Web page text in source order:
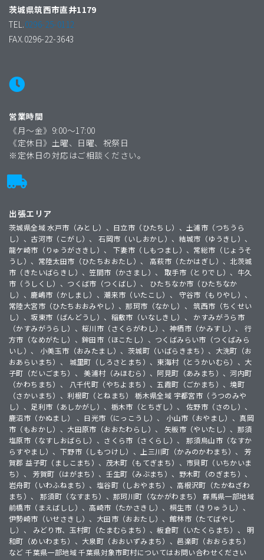
茨城県筑西市直井1179
TEL.0296-25-0112
FAX.0296-22-3643
営業時間
《月〜金》9:00〜17:00
《定休日》土曜、日曜、祝祭日
※定休日の対応はご相談ください。
出張エリア
茨城県全域 水戸市（みとし）、日立市（ひたちし）、土浦市（つちうら
し）、古河市（こがし）、 石岡市（いしおかし）、結城市（ゆうきし）、
龍ケ崎市（りゅうがさきし）、 下妻市（しもつまし）、常総市（じょうそ
うし）、常陸太田市（ひたちおおたし）、 高萩市（たかはぎし）、北茨城
市（きたいばらきし）、笠間市（かさまし）、 取手市（とりでし）、牛久
市（うしくし）、つくば市（つくばし）、 ひたちなか市（ひたちなか
し）、鹿嶋市（かしまし）、潮来市（いたこし）、 守谷市（もりやし）、
常陸大宮市（ひたちおおみやし）、那珂市（なかし）、 筑西市（ちくせい
し）、坂東市（ばんどうし）、稲敷市（いなしきし）、 かすみがうら市
（かすみがうらし）、桜川市（さくらがわし）、神栖市（かみすし）、 行
方市（なめがたし）、鉾田市（ほこたし）、つくばみらい市（つくばみら
いし）、 小美玉市（おみたまし）、茨城町（いばらきまち）、大洗町（お
おあらいまち）、 城里町（しろさとまち）、東海村（とうかいむら）、大
子町（だいごまち）、 美浦村（みほむら）、阿見町（あみまち）、河内町
（かわちまち）、 八千代町（やちよまち）、五霞町（ごかまち）、境町
（さかいまち）、利根町（とねまち） 栃木県全域 宇都宮市（うつのみや
し）、足利市（あしかがし）、栃木市（とちぎし）、 佐野市（さのし）、
鹿沼市（かぬまし） 、日光市（にっこうし）、 小山市（おやまし）、真岡
市（もおかし）、大田原市（おおたわらし）、 矢板市（やいたし）、那須
塩原市（なすしおばらし）、さくら市（さくらし）、 那須烏山市（なすか
らすやまし）、下野市（しもつけし）、上三川町（かみのかわまち）、 芳
賀郡 益子町（ましこまち）、茂木町（もてぎまち）、市貝町（いちかいま
ち）、 芳賀町（はがまち）、壬生町（みぶまち）、野木町（のぎまち）、
岩舟町（いわふねまち）、塩谷町（しおやまち）、高根沢町（たかねざわ
まち）、 那須町（なすまち）、那珂川町（なかがわまち） 群馬県一部地域
前橋市（まえばしし）、高崎市（たかさきし）、桐生市（きりゅうし）、
伊勢崎市（いせさきし）、大田市（おおたし）、館林市（たてばやし
し）、 みどり市、玉村町（たまむらまち）、板倉町（いたくらまち）、 明
和町（めいわまち）、大泉町（おおいずみまち）、邑楽町（おおらまち）
など 千葉県一部地域 千葉県対象市町村についてはお問い合わせください